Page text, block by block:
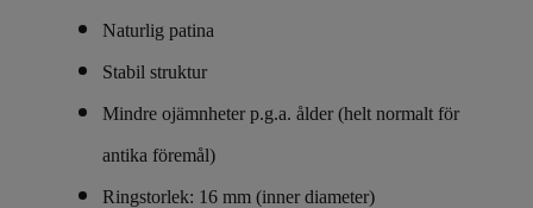
Naturlig patina
Stabil struktur
Mindre ojämnheter p.g.a. ålder (helt normalt för
antika föremål)
Ringstorlek: 16 mm (inner diameter)